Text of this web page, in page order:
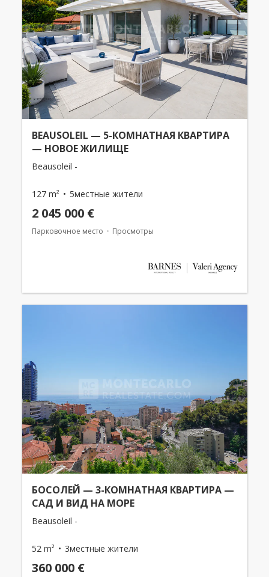
BEAUSOLEIL — 5-КОМНАТНАЯ КВАРТИРА
— НОВОЕ ЖИЛИЩЕ
Beausoleil -
127 m² 5местные жители
2 045 000 €
Парковочное место Просмотры
БОСОЛЕЙ — 3-КОМНАТНАЯ КВАРТИРА —
САД И ВИД НА МОРЕ
Beausoleil -
52 m² 3местные жители
360 000 €